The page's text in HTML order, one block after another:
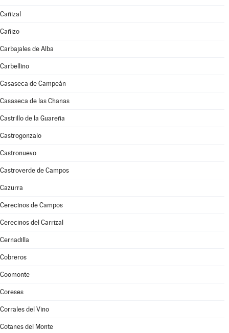
Cañizal
Cañizo
Carbajales de Alba
Carbellino
Casaseca de Campeán
Casaseca de las Chanas
Castrillo de la Guareña
Castrogonzalo
Castronuevo
Castroverde de Campos
Cazurra
Cerecinos de Campos
Cerecinos del Carrizal
Cernadilla
Cobreros
Coomonte
Coreses
Corrales del Vino
Cotanes del Monte